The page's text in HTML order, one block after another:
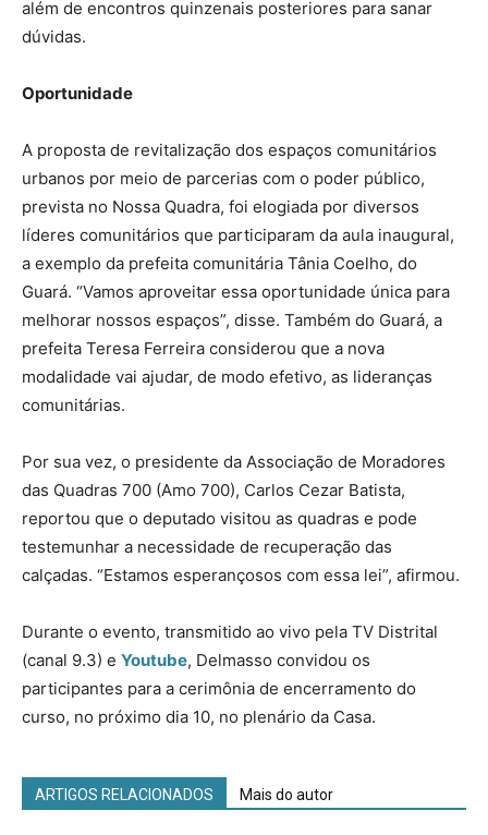
além de encontros quinzenais posteriores para sanar
dúvidas.
Oportunidade
A proposta de revitalização dos espaços comunitários
urbanos por meio de parcerias com o poder público,
prevista no Nossa Quadra, foi elogiada por diversos
líderes comunitários que participaram da aula inaugural,
a exemplo da prefeita comunitária Tânia Coelho, do
Guará. “Vamos aproveitar essa oportunidade única para
melhorar nossos espaços”, disse. Também do Guará, a
prefeita Teresa Ferreira considerou que a nova
modalidade vai ajudar, de modo efetivo, as lideranças
comunitárias.
Por sua vez, o presidente da Associação de Moradores
das Quadras 700 (Amo 700), Carlos Cezar Batista,
reportou que o deputado visitou as quadras e pode
testemunhar a necessidade de recuperação das
calçadas. “Estamos esperançosos com essa lei”, afirmou.
Durante o evento, transmitido ao vivo pela TV Distrital
(canal 9.3) e Youtube, Delmasso convidou os
participantes para a cerimônia de encerramento do
curso, no próximo dia 10, no plenário da Casa.
ARTIGOS RELACIONADOS Mais do autor